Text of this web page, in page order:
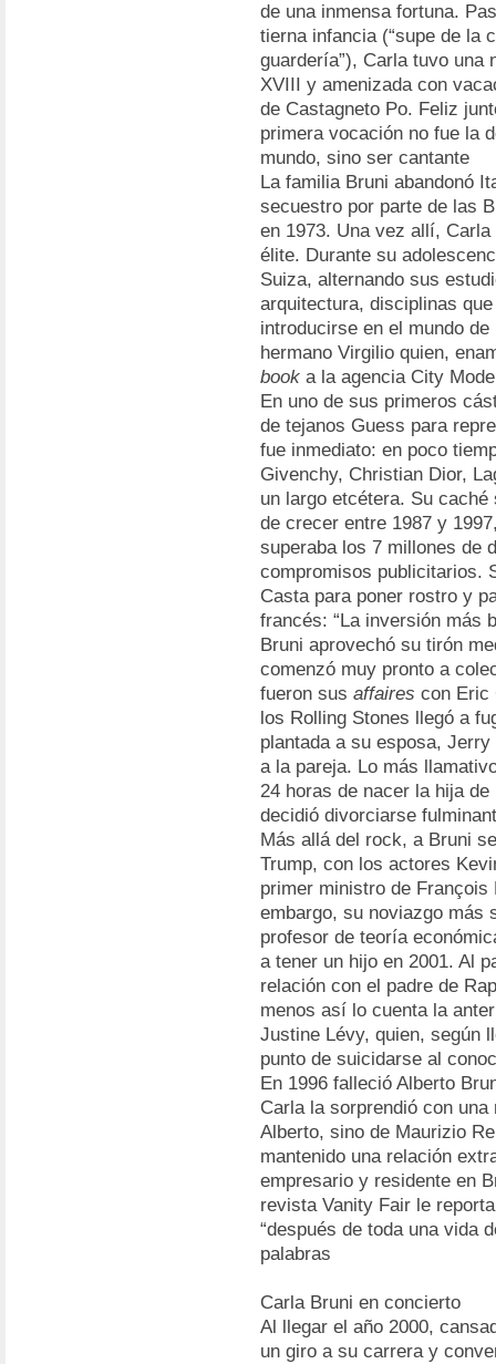
de una inmensa fortuna.
tierna infancia (“supe de la
guardería”), Carla tuvo una
XVIII y amenizada con
de Castagneto Po. Feliz
primera vocación no fue la
mundo, sino ser cantante
La familia Bruni abandonó
secuestro por parte de las
en 1973. Una vez allí,
élite. Durante su
Suiza, alternando sus
arquitectura, disciplinas
introducirse en el mundo
hermano Virgilio quien,
book a la agencia City
En uno de sus primeros
de tejanos Guess para
fue inmediato: en poco
Givenchy, Christian Dior,
un largo etcétera. Su
de crecer entre 1987 y
superaba los 7 millones de
compromisos publicitarios.
Casta para poner rostro y
francés: “La inversión más
Bruni aprovechó su tirón
comenzó muy pronto a
fueron sus affaires con Eric
los Rolling Stones llegó a
plantada a su esposa,
a la pareja. Lo más
24 horas de nacer la hija
decidió divorciarse
Más allá del rock, a Bruni
Trump, con los actores
primer ministro de
embargo, su noviazgo más
profesor de teoría
a tener un hijo en 2001. Al
relación con el padre de
menos así lo cuenta la
Justine Lévy, quien, según
punto de suicidarse al
En 1996 falleció Alberto
Carla la sorprendió con
Alberto, sino de Maurizio
mantenido una relación
empresario y residente en
revista Vanity Fair le
“después de toda una vida
palabras
Carla Bruni en concierto
Al llegar el año 2000,
un giro a su carrera y